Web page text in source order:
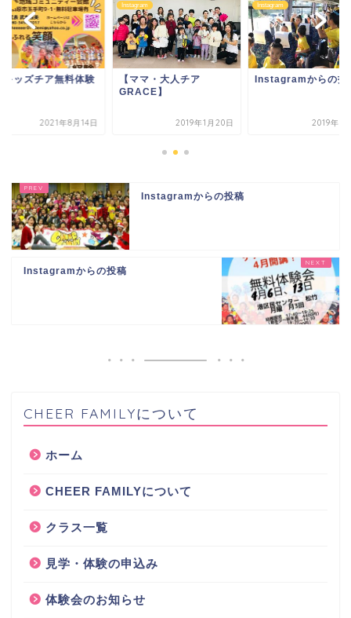
キッズチア無料体験
2021年8月14日
Instagram
【ママ・大人チア
GRACE】
2019年1月20日
Instagram
Instagramからの投
2019年9
Instagramからの投稿
Instagramからの投稿
CHEER FAMILYについて
ホーム
CHEER FAMILYについて
クラス一覧
見学・体験の申込み
体験会のお知らせ